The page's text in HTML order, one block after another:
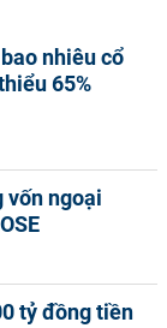
nhiêu cổ
65%
vốn ngoại
tỷ đồng tiền